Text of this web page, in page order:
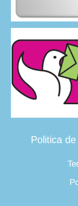
Politica